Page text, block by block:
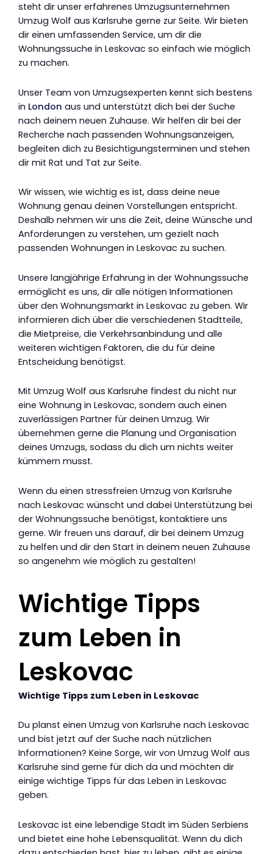
steht dir unser erfahrenes Umzugsunternehmen
Umzug Wolf aus Karlsruhe gerne zur Seite. Wir bieten
dir einen umfassenden Service, um dir die
Wohnungssuche in Leskovac so einfach wie möglich
zu machen.
Unser Team von Umzugsexperten kennt sich bestens
in London aus und unterstützt dich bei der Suche
nach deinem neuen Zuhause. Wir helfen dir bei der
Recherche nach passenden Wohnungsanzeigen,
begleiten dich zu Besichtigungsterminen und stehen
dir mit Rat und Tat zur Seite.
Wir wissen, wie wichtig es ist, dass deine neue
Wohnung genau deinen Vorstellungen entspricht.
Deshalb nehmen wir uns die Zeit, deine Wünsche und
Anforderungen zu verstehen, um gezielt nach
passenden Wohnungen in Leskovac zu suchen.
Unsere langjährige Erfahrung in der Wohnungssuche
ermöglicht es uns, dir alle nötigen Informationen
über den Wohnungsmarkt in Leskovac zu geben. Wir
informieren dich über die verschiedenen Stadtteile,
die Mietpreise, die Verkehrsanbindung und alle
weiteren wichtigen Faktoren, die du für deine
Entscheidung benötigst.
Mit Umzug Wolf aus Karlsruhe findest du nicht nur
eine Wohnung in Leskovac, sondern auch einen
zuverlässigen Partner für deinen Umzug. Wir
übernehmen gerne die Planung und Organisation
deines Umzugs, sodass du dich um nichts weiter
kümmern musst.
Wenn du einen stressfreien Umzug von Karlsruhe
nach Leskovac wünscht und dabei Unterstützung bei
der Wohnungssuche benötigst, kontaktiere uns
gerne. Wir freuen uns darauf, dir bei deinem Umzug
zu helfen und dir den Start in deinem neuen Zuhause
so angenehm wie möglich zu gestalten!
Wichtige Tipps
zum Leben in
Leskovac
Wichtige Tipps zum Leben in Leskovac
Du planst einen Umzug von Karlsruhe nach Leskovac
und bist jetzt auf der Suche nach nützlichen
Informationen? Keine Sorge, wir von Umzug Wolf aus
Karlsruhe sind gerne für dich da und möchten dir
einige wichtige Tipps für das Leben in Leskovac
geben.
Leskovac ist eine lebendige Stadt im Süden Serbiens
und bietet eine hohe Lebensqualität. Wenn du dich